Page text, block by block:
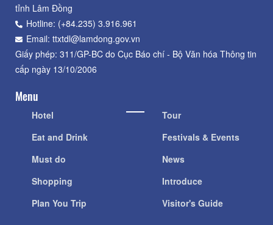
tỉnh Lâm Đồng
Hotline: (+84.235) 3.916.961
Email: ttxtdl@lamdong.gov.vn
Giấy phép: 311/GP-BC do Cục Báo chí - Bộ Văn hóa Thông tin
cấp ngày 13/10/2006
Menu
Hotel
Eat and Drink
Must do
Shopping
Plan You Trip
Tour
Festivals & Events
News
Introduce
Visitor's Guide